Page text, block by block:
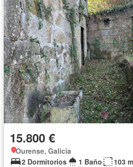
15.800 €
Ourense, Galicia
2 Dormitorios
1 Baño
103